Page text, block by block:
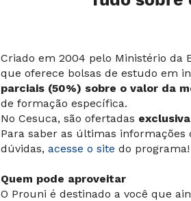
Criado em 2004 pelo Ministério da
que oferece bolsas de estudo em
parciais (50%) sobre o valor da
de formação específica.
No Cesuca, são ofertadas
Para saber as últimas informações
dúvidas, acesse o site do programa!
Quem pode aproveitar
O Prouni é destinado a você que